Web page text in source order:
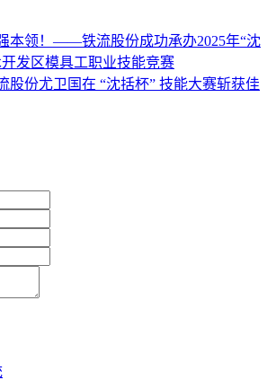
本领！——铁流股份成功承办2025年“沈
发区模具工职业技能竞赛
股份尤卫国在 “沈括杯” 技能大赛斩获佳